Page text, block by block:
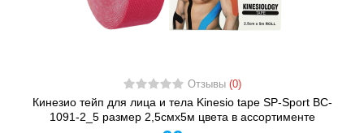
Отзывы (0)
Кинезио тейп для лица и тела Kinesio tape SP-Sport BC-
1091-2_5 размер 2,5смх5м цвета в ассортименте